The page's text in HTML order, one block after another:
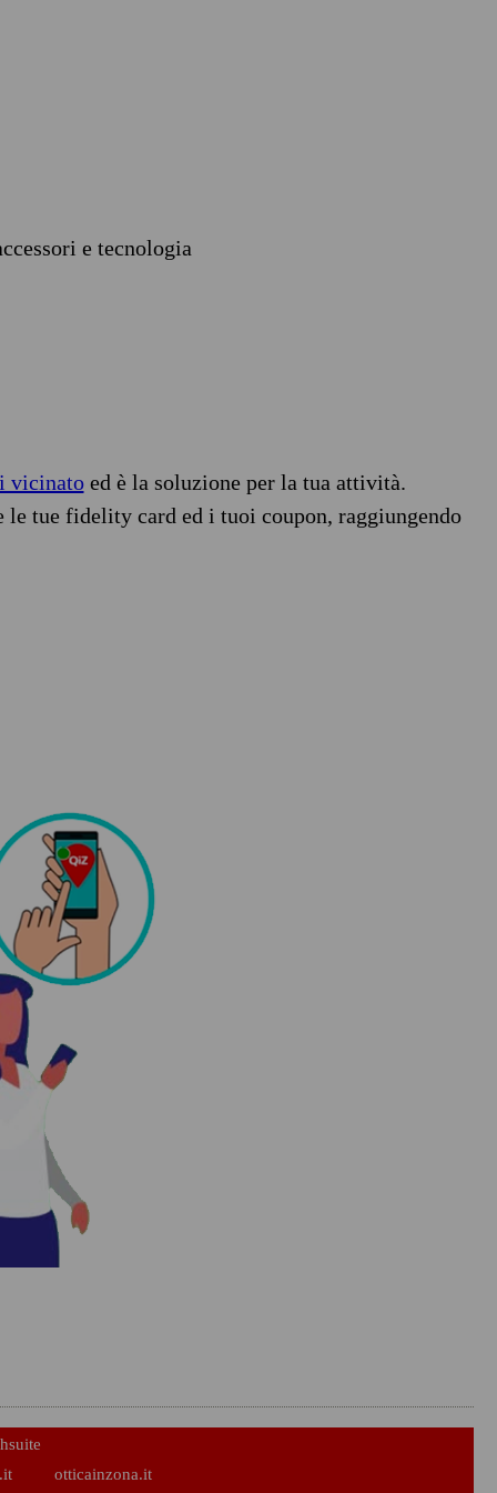
e tecnologia
vicinatoed è la soluzione per la tua attività.
tue fidelity card ed i tuoi coupon, raggiungendo
otticainzona.it